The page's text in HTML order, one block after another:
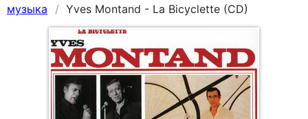
музыка
Yves Montand - La Bicyclette (CD)